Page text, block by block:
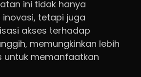
ini tidak hanya
tetapi juga
akses terhadap
memungkinkan lebih
untuk memanfaatkan